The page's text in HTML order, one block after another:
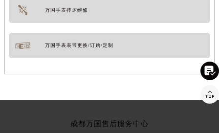
万国手表摔坏维修
万国手表表带更换/订购/定制
成都万国售后服务中心

